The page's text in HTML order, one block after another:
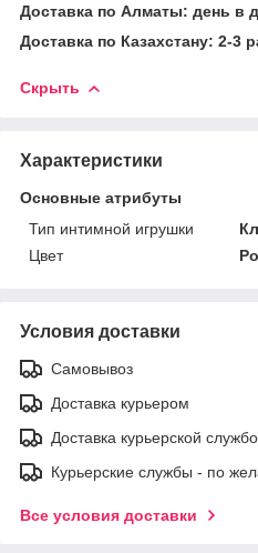
Доставка по Алматы: день в
Доставка по Казахстану: 2-3
Скрыть
Характеристики
Основные атрибуты
Тип интимной игрушки
Цвет
Условия доставки
Самовывоз
Доставка курьером
Доставка курьерской
Курьерские службы - по
Все условия доставки